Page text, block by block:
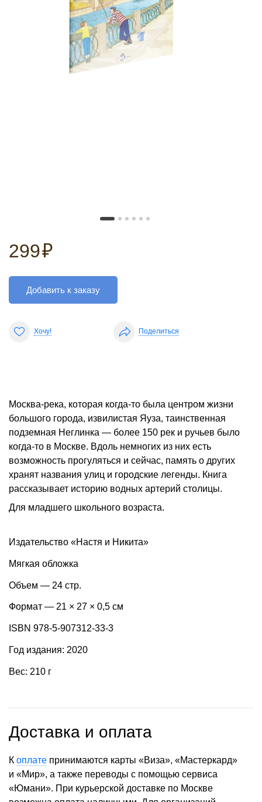
299₽
Добавить к заказу
Хочу! Поделиться
Москва-река, которая когда-то была центром жизни
большого города, извилистая Яуза, таинственная
подземная Неглинка — более 150 рек и ручьев было
когда-то в Москве. Вдоль немногих из них есть
возможность прогуляться и сейчас, память о других
хранят названия улиц и городские легенды. Книга
рассказывает историю водных артерий столицы.
Для младшего школьного возраста.
Издательство «Настя и Никита»
Мягкая обложка
Объем — 24 стр.
Формат — 21 × 27 × 0,5 см
ISBN 978-5-907312-33-3
Год издания: 2020
Вес: 210 г
Доставка и оплата
К оплате принимаются карты «Виза», «Мастеркард»
и «Мир», а также переводы с помощью сервиса
«Юмани». При курьерской доставке по Москве